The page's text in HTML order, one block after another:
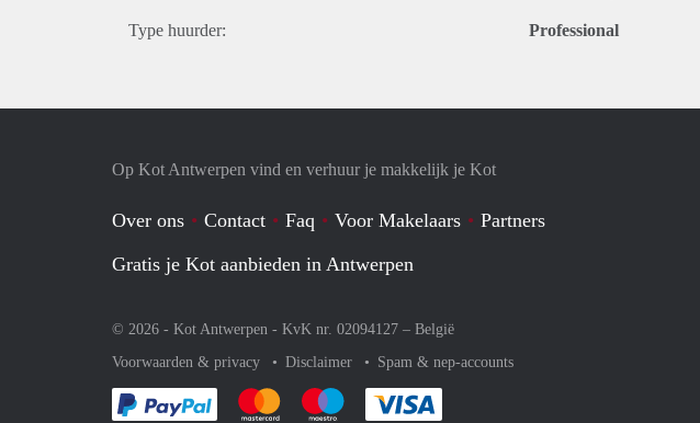
Type huurder: Professional
Op Kot Antwerpen vind en verhuur je makkelijk je Kot
Over ons Contact Faq Voor Makelaars
Partners
Gratis je Kot aanbieden in Antwerpen
© 2026 - Kot Antwerpen - KvK nr. 02094127 – België
Voorwaarden & privacy
Disclaimer Spam & nep-accounts
Je rekent gemakkelijk af met Paypal
Je rekent gemakkelijk af met Mastercard
Je rekent gemakkelijk af met Meastro